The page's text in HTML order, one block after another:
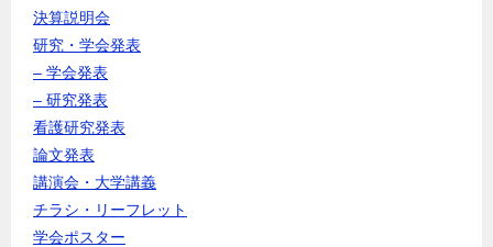
決算説明会
研究・学会発表
– 学会発表
– 研究発表
看護研究発表
論文発表
講演会・大学講義
チラシ・リーフレット
学会ポスター